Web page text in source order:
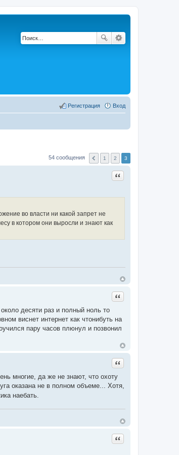
Вход
Регистрация
54 сообщения 1 2 3
Цитата
во власти ни какой запрет не
в котором они выросли и знают как
Цитата
десяти раз и полный ноль то
виснет интернет как чтонибуть на
пару часов плюнул и позвонил
Цитата
многие, да же не знают, что охоту
оказана не в полном объеме... Хотя,
наебать.
Цитата